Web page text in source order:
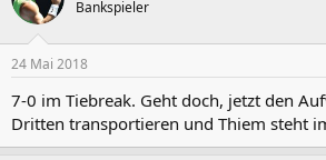
Bankspieler
24 Mai 2018
7-0 im Tiebreak. Geht doch, jetzt den
Dritten transportieren und Thiem steht